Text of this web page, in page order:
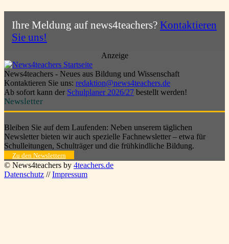
Ihre Meldung auf news4teachers? Kontaktieren
Sie uns!
Anzeige
News4teachers - Neues aus Bildung und Wissenschaft
Kontaktieren Sie uns: redaktion@news4teachers.de
Ab sofort kann der Schulplaner 2026/27 bestellt werden!
Newsletter
Bleiben Sie auf dem Laufenden: Neben unserem täglichen
Newsletter bieten wir auch spezielle Fachnewsletter – etwa für
Schulleitungen, Schulträger und die frühkindliche Bildung.
Zu den Newslettern
© News4teachers by 4teachers.de
Datenschutz //Impressum